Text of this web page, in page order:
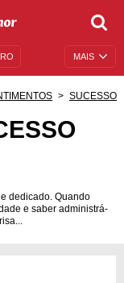
MAIS
SUCESSO
dedicado. Quando
e saber administrá-